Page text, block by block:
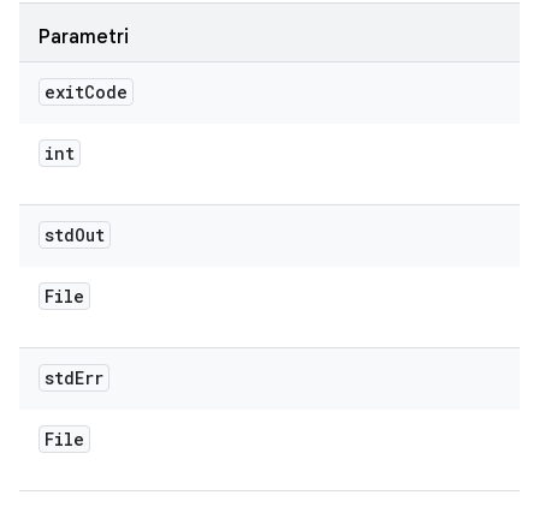
Parametri
exitCode
int
stdOut
File
stdErr
File